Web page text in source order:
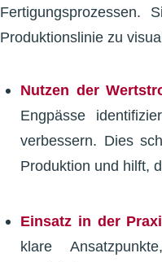
Fertigungsprozessen.
Produktionslinie zu
Nutzen der
Engpässe
verbessern. Dies
Produktion und hilft,
Einsatz in der
klare